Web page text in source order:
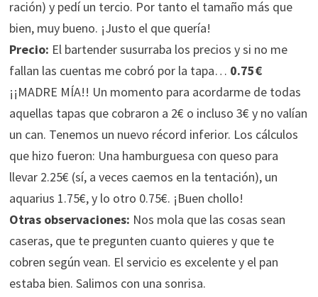
ración) y pedí un tercio. Por tanto el tamaño más que
bien, muy bueno. ¡Justo el que quería!
Precio: El bartender susurraba los precios y si no me
fallan las cuentas me cobró por la tapa… 0.75€
¡¡MADRE MÍA!! Un momento para acordarme de todas
aquellas tapas que cobraron a 2€ o incluso 3€ y no valían
un can. Tenemos un nuevo récord inferior. Los cálculos
que hizo fueron: Una hamburguesa con queso para
llevar 2.25€ (sí, a veces caemos en la tentación), un
aquarius 1.75€, y lo otro 0.75€. ¡Buen chollo!
Otras observaciones: Nos mola que las cosas sean
caseras, que te pregunten cuanto quieres y que te
cobren según vean. El servicio es excelente y el pan
estaba bien. Salimos con una sonrisa.